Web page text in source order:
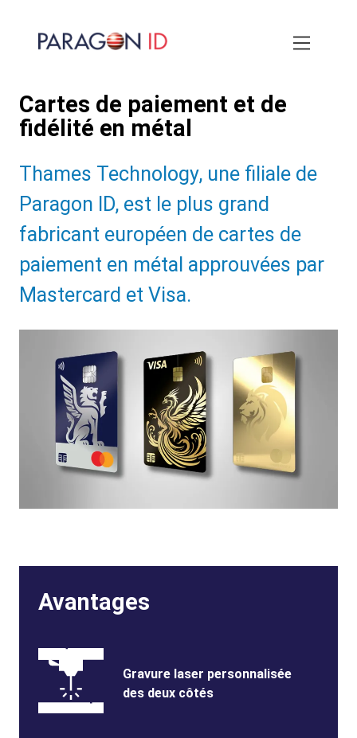
contenu
Cartes de paiement et de
fidélité en métal
Subtitle:
Thames Technology, une filiale de
Paragon ID, est le plus grand
fabricant européen de cartes de
paiement en métal approuvées par
Mastercard et Visa.
Avantages
Benefits
Image
SVG
Benefits
Title
Gravure laser personnalisée
des deux côtés